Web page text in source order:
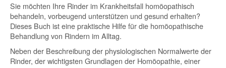
Sie möchten Ihre Rinder im Krankheitsfall homöopathisch
behandeln, vorbeugend unterstützen und gesund erhalten?
Dieses Buch ist eine praktische Hilfe für die homöopathische
Behandlung von Rindern im Alltag.
Neben der Beschreibung der physiologischen Normalwerte der
Rinder, der wichtigsten Grundlagen der Homöopathie, einer